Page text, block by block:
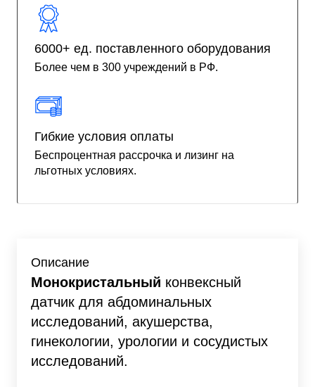
6000+ ед. поставленного оборудования
Более чем в 300 учреждений в РФ.
Гибкие условия оплаты
Беспроцентная рассрочка и лизинг на
льготных условиях.
Описание
Монокристальный конвексный
датчик для абдоминальных
исследований, акушерства,
гинекологии, урологии и сосудистых
исследований.